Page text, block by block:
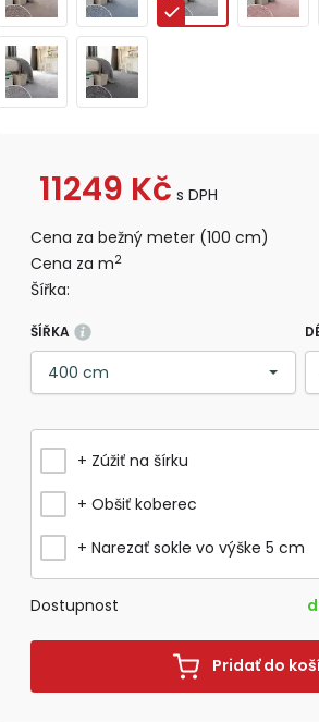
11249 Kč s DPH
Cena za bežný meter (100 cm)
Cena za m2
Šířka:
ŠÍŘKA
+ Zúžiť na šírku
+ Obšiť koberec
+ Narezať sokle vo výške 5 cm
Dostupnost
Pridať do